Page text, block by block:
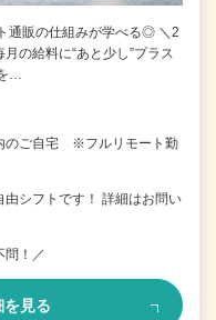
通販の仕組みが学べる◎ ＼2
の給料に“あと少し”プラス
…
のご自宅 ※フルリモート勤
由シフトです！ 詳細はお問い
問！／
を見る